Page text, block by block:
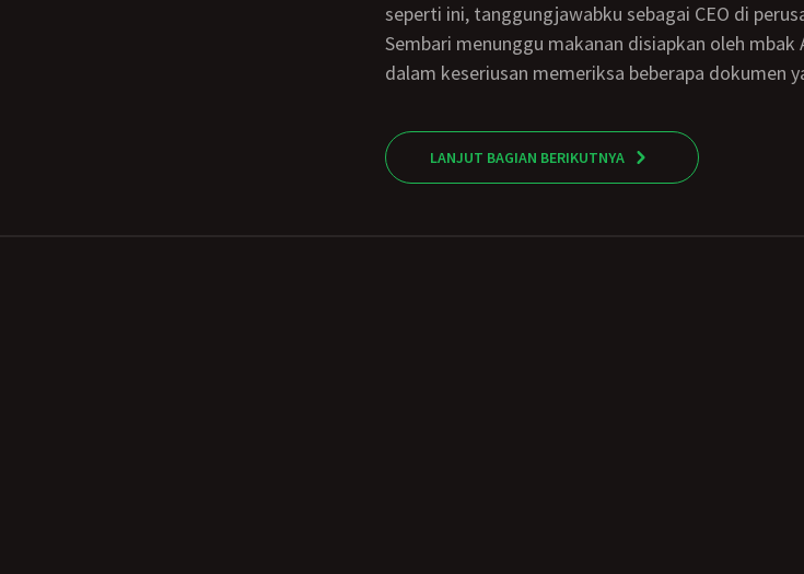
seperti ini, tanggungjawabku sebagai CEO di
Sembari menunggu makanan disiapkan oleh mbak Anah dan Siti, aku pun tenggelam
dalam keseriusan memeriksa beberapa dokumen
LANJUT BAGIAN BERIKUTNYA